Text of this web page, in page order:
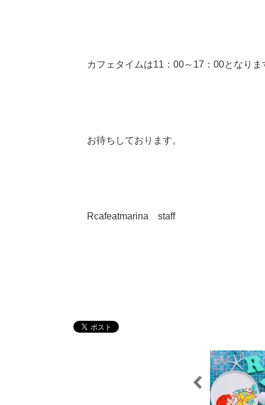
カフェタイムは11：00～17：00となりま
お待ちしております。
Rcafeatmarina staff